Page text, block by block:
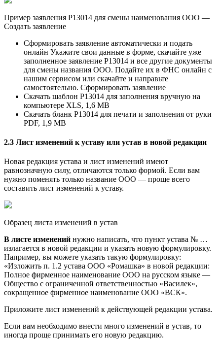
Пример заявления Р13014 для смены наименования ООО —
Создать заявление
Сформировать заявление автоматически и подать
онлайн Укажите свои данные в форме, скачайте уже
заполненное заявление Р13014 и все другие документы
для смены названия ООО. Подайте их в ФНС онлайн с
нашим сервисом или скачайте и направьте
самостоятельно. Сформировать заявление
Скачать шаблон Р13014 для заполнения вручную на
компьютере XLS, 1,6 MB
Скачать бланк Р13014 для печати и заполнения от руки
PDF, 1,9 МB
2.3 Лист изменений к уставу или устав в новой редакции
Новая редакция устава и лист изменений имеют
равнозначную силу, отличаются только формой. Если вам
нужно поменять только название ООО — проще всего
составить лист изменений к уставу.
Образец листа изменений в устав
В листе изменений нужно написать, что пункт устава № …
излагается в новой редакции и указать новую формулировку.
Например, вы можете указать такую формулировку:
«Изложить п. 1.2 устава ООО «Ромашка» в новой редакции:
Полное фирменное наименование ООО на русском языке —
Общество с ограниченной ответственностью «Василек»,
сокращенное фирменное наименование ООО «ВСК».
Приложите лист изменений к действующей редакции устава.
Если вам необходимо внести много изменений в устав, то
иногда проще принимать его новую редакцию.